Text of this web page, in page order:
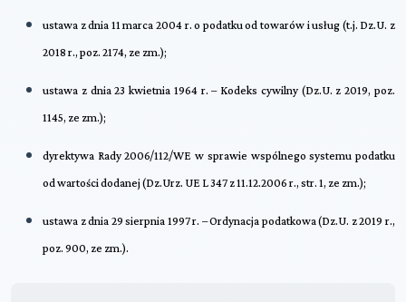
ustawa z dnia 11 marca 2004 r. o podatku od towarów i usług (t.j. Dz.U. z
2018 r., poz. 2174, ze zm.);
ustawa z dnia 23 kwietnia 1964 r. – Kodeks cywilny (Dz.U. z 2019, poz.
1145, ze zm.);
dyrektywa Rady 2006/112/WE w sprawie wspólnego systemu podatku
od wartości dodanej (Dz.Urz. UE L 347 z 11.12.2006 r., str. 1, ze zm.);
ustawa z dnia 29 sierpnia 1997 r. – Ordynacja podatkowa (Dz.U. z 2019 r.,
poz. 900, ze zm.).